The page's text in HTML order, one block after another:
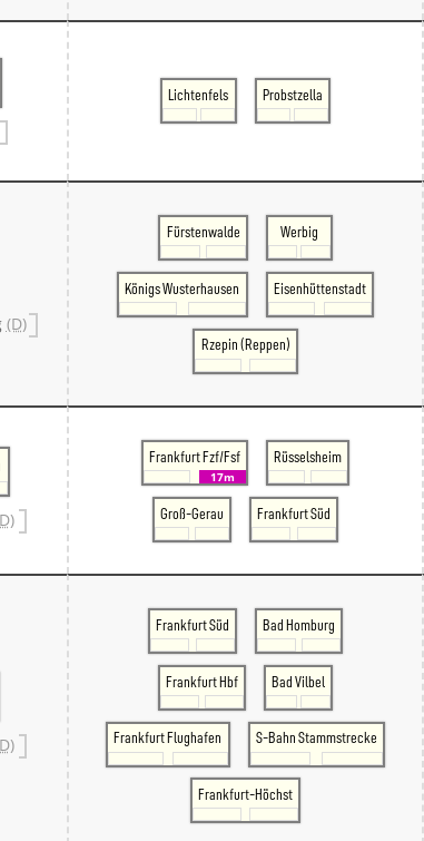
Lichtenfels Probstzella
(D)
Fürstenwalde Werbig
Königs Wusterhausen Eisenhüttenstadt
Rzepin (Reppen)
Frankfurt Fzf/Fsf
17m
Rüsselsheim
Groß-Gerau Frankfurt Süd
Frankfurt Süd Bad Homburg
Frankfurt Hbf Bad Vilbel
Frankfurt Flughafen S-Bahn Stammstrecke
Frankfurt-Höchst